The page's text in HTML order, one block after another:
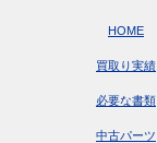
HOME
買取り実績
必要な書類
中古パーツ